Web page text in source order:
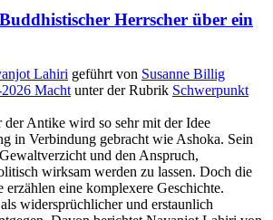
Herrscher über ein
Lahiri geführt von Susanne Billig
Machtunter der Rubrik Schwerpunkt
Antike wird so sehr mit der Idee
in Verbindung gebracht wie Ashoka. Sein
und den Anspruch,
wirksam werden zu lassen. Doch die
erzählen eine komplexere Geschichte.
widersprüchlicher und erstaunlich